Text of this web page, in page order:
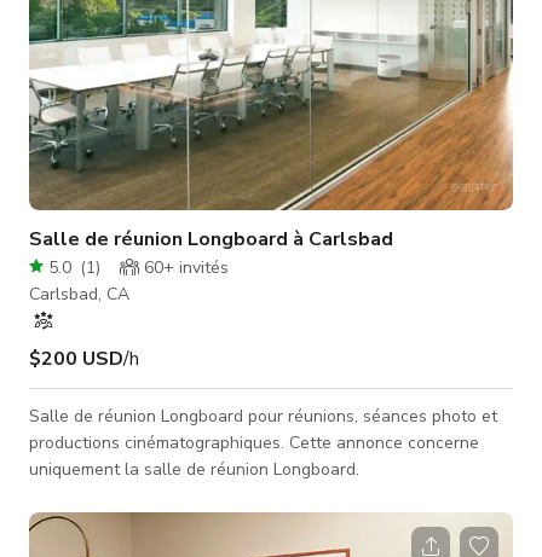
Salle de réunion Longboard à Carlsbad
5.0 (1) 60+ invités
Carlsbad, CA
$200 USD/h
Salle de réunion Longboard pour réunions, séances photo et
productions cinématographiques. Cette annonce concerne
uniquement la salle de réunion Longboard.